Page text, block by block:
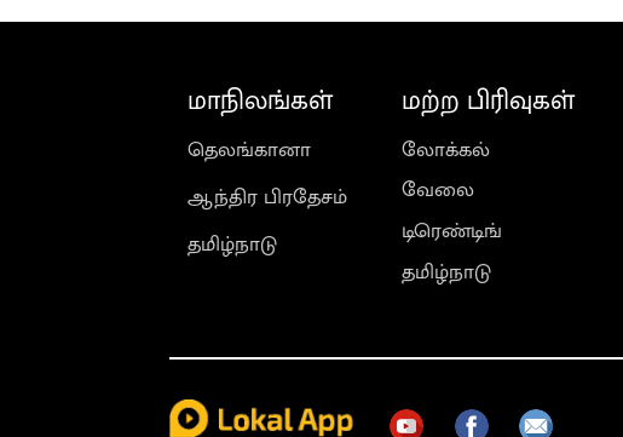
மாநிலங்கள்
தெலங்கானா
ஆந்திர பிரதேசம்
தமிழ்நாடு
மற்ற பிரிவுகள்
லோக்கல்
வேலை
டிரெண்டிங்
தமிழ்நாடு